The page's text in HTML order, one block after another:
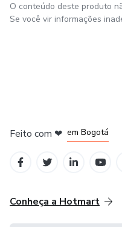
O conteúdo deste produto
Se você vir informações
Feito com ❤ em Bogotá
Conheça a Hotmart